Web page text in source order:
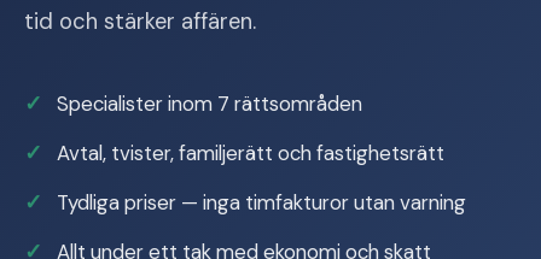
tid och stärker affären.
Specialister inom 7 rättsområden
Avtal, tvister, familjerätt och fastighetsrätt
Tydliga priser — inga timfakturor utan varning
Allt under ett tak med ekonomi och skatt